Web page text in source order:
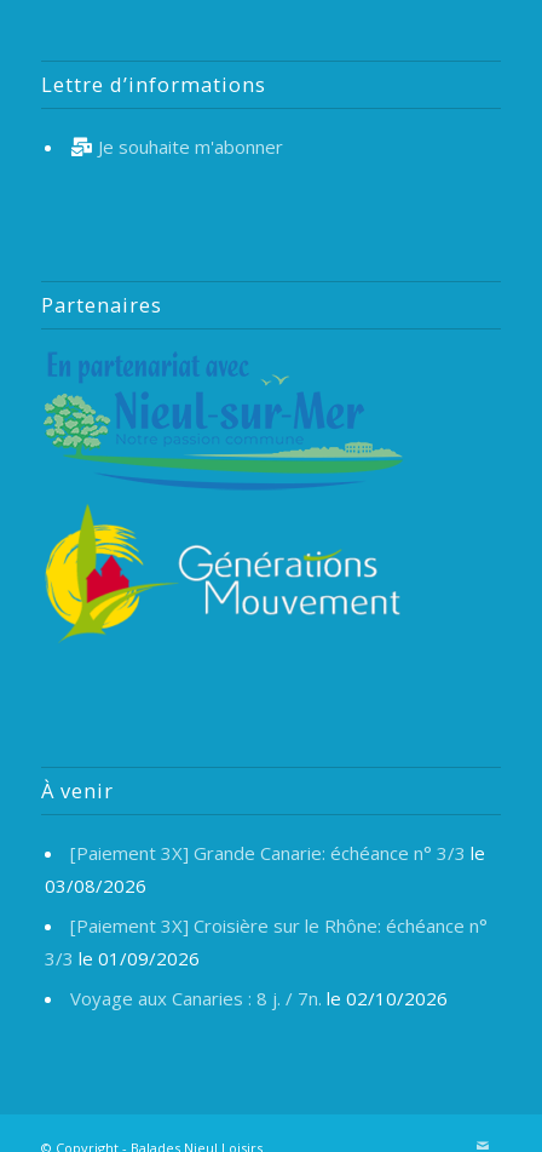
Lettre d’informations
Je souhaite m'abonner
Partenaires
À venir
[Paiement 3X] Grande Canarie: échéance n° 3/3 le
03/08/2026
[Paiement 3X] Croisière sur le Rhône: échéance n°
3/3 le 01/09/2026
Voyage aux Canaries : 8 j. / 7n. le 02/10/2026
© Copyright - Balades Nieul Loisirs